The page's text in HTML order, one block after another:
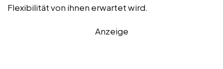
Flexibilität von ihnen erwartet wird.
Anzeige